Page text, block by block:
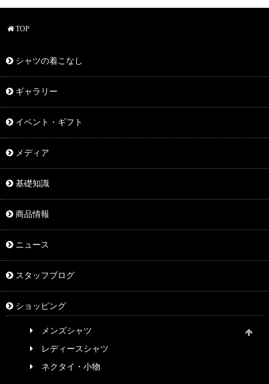
TOP
シャツの着こなし
ギャラリー
イベント・ギフト
メディア
基礎知識
商品情報
ニュース
スタッフブログ
ショッピング
メンズシャツ
レディースシャツ
ネクタイ・小物